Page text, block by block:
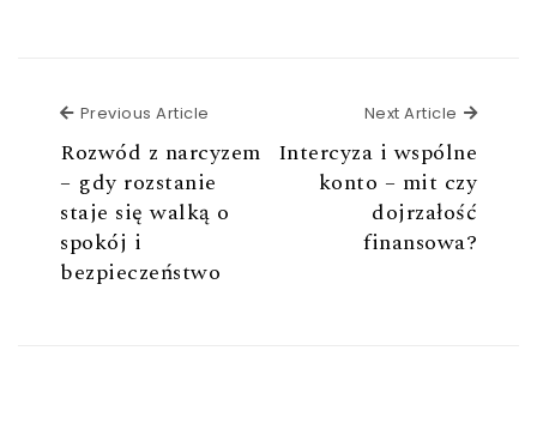
Previous Article
Rozwód z narcyzem
– gdy rozstanie
staje się walką o
spokój i
bezpieczeństwo
Next Article Next
Intercyza i wspólne
konto – mit czy
dojrzałość
finansowa?